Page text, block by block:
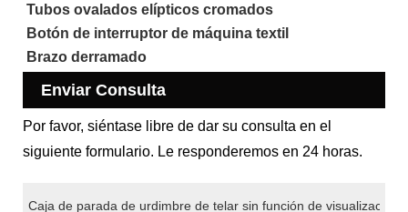
Tubos ovalados elípticos cromados
Botón de interruptor de máquina textil
Brazo derramado
Enviar Consulta
Por favor, siéntase libre de dar su consulta en el
siguiente formulario. Le responderemos en 24 horas.